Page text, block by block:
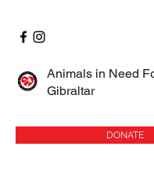
Animals in Need
Gibraltar
DONATE